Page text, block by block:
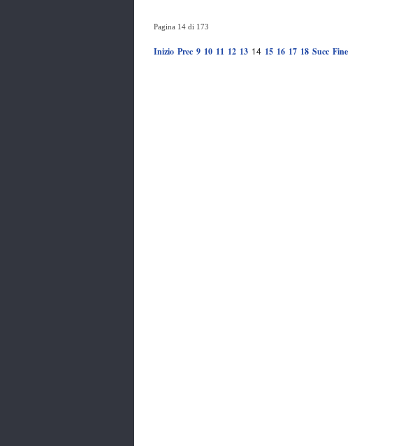
Pagina 14 di 173
Inizio Prec 9 10 11 12 13 14 15 16 17 18 Succ Fine